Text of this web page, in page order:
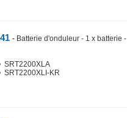
- Batterie d'onduleur - 1 x batterie -
SRT2200XLA
SRT2200XLI-KR